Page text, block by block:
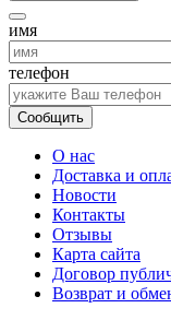
имя
телефон
Сообщить
О нас
Доставка и
Новости
Контакты
Отзывы
Карта сайта
Договор
Возврат и